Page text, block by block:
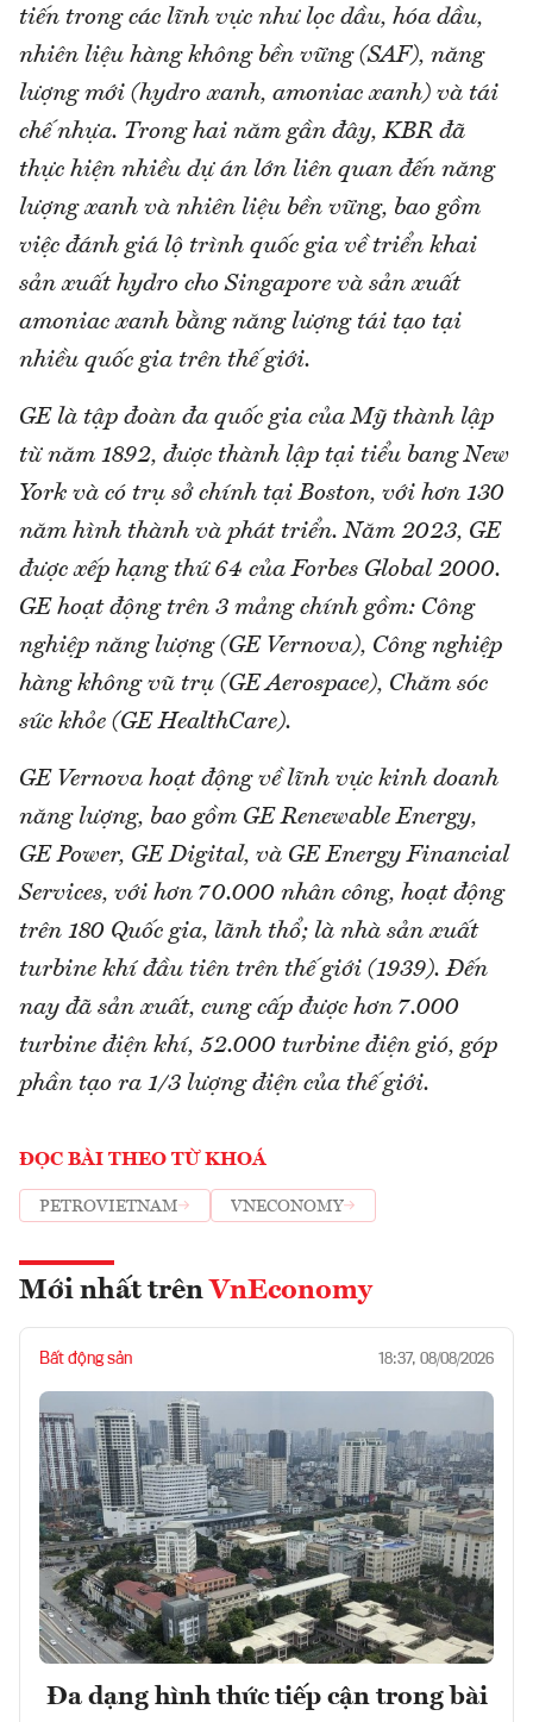
tiến trong các lĩnh vực như lọc dầu, hóa dầu,
nhiên liệu hàng không bền vững (SAF), năng
lượng mới (hydro xanh, amoniac xanh) và tái
chế nhựa. Trong hai năm gần đây, KBR đã
thực hiện nhiều dự án lớn liên quan đến năng
lượng xanh và nhiên liệu bền vững, bao gồm
việc đánh giá lộ trình quốc gia về triển khai
sản xuất hydro cho Singapore và sản xuất
amoniac xanh bằng năng lượng tái tạo tại
nhiều quốc gia trên thế giới.
GE là tập đoàn đa quốc gia của Mỹ thành lập
từ năm 1892, được thành lập tại tiểu bang New
York và có trụ sở chính tại Boston, với hơn 130
năm hình thành và phát triển. Năm 2023, GE
được xếp hạng thứ 64 của Forbes Global 2000.
GE hoạt động trên 3 mảng chính gồm: Công
nghiệp năng lượng (GE Vernova), Công nghiệp
hàng không vũ trụ (GE Aerospace), Chăm sóc
sức khỏe (GE HealthCare).
GE Vernova hoạt động về lĩnh vực kinh doanh
năng lượng, bao gồm GE Renewable Energy,
GE Power, GE Digital, và GE Energy Financial
Services, với hơn 70.000 nhân công, hoạt động
trên 180 Quốc gia, lãnh thổ; là nhà sản xuất
turbine khí đầu tiên trên thế giới (1939). Đến
nay đã sản xuất, cung cấp được hơn 7.000
turbine điện khí, 52.000 turbine điện gió, góp
phần tạo ra 1/3 lượng điện của thế giới.
ĐỌC BÀI THEO TỪ KHOÁ
PETROVIETNAM VNECONOMY
Mới nhất trên VnEconomy
Bất động sản 18:37, 08/08/2026
Đa dạng hình thức tiếp cận trong bài